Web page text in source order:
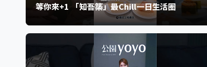
等你來+1 「知吾築」最Chill一日生活圈